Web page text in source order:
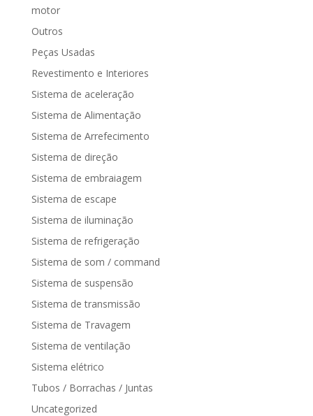
motor
Outros
Peças Usadas
Revestimento e Interiores
Sistema de aceleração
Sistema de Alimentação
Sistema de Arrefecimento
Sistema de direção
Sistema de embraiagem
Sistema de escape
Sistema de iluminação
Sistema de refrigeração
Sistema de som / command
Sistema de suspensão
Sistema de transmissão
Sistema de Travagem
Sistema de ventilação
Sistema elétrico
Tubos / Borrachas / Juntas
Uncategorized